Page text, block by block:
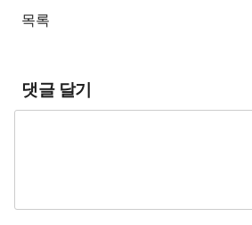
목록
댓글 달기